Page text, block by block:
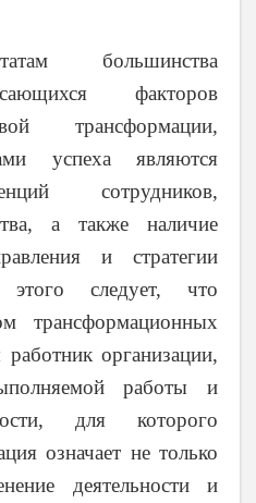
большинства
факторов
трансформации,
успеха являются
сотрудников,
а также наличие
и стратегии
следует, что
трансформационных
работник организации,
работы и
для которого
означает не только
деятельности и